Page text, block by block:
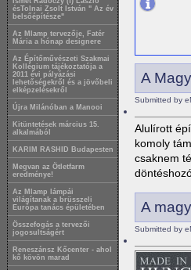
ésTolnai Zsolt István " Az év
belsőépítésze"
Az Mlamp tervezője, Fatér
Mária a hónap designere
Az Építőművészeti Szakmai
Kollégium tájékoztatója a
2011 évi pályázási
lehetőségekről és a jövőbeli
elképzelésekről
Újra Milánóban a Manooi
Kitüntetések március 15.
alkalmából
KARIM RASHID Budapesten
Megvan az Ötletfarm
eredménye!
Az Mlamp lámpái
világítanak a brüsszeli
Európa tanács épületében
Összefogás a tervezői
jogosultságért
Reneszánsz Kőcenter - ahol
kő kövön marad
A
Submitted by
Alulírott
komoly
csaknem
A
Submitted by